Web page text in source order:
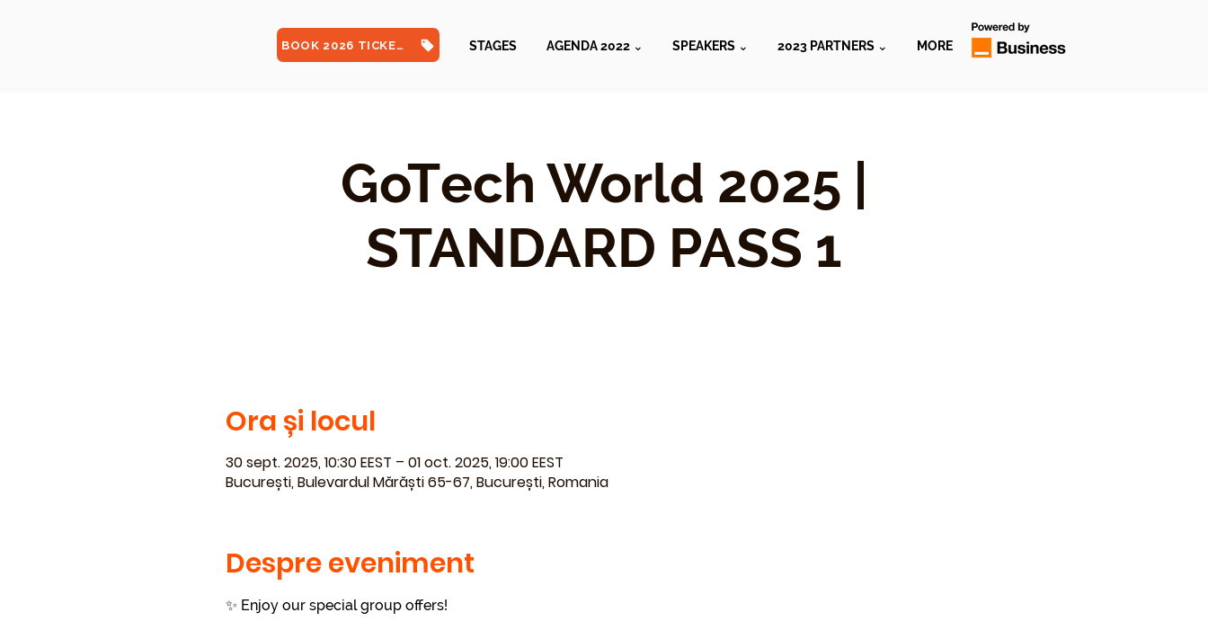
BOOK 2026 TICKETS STAGES AGENDA 2022 ⌄ SPEAKERS ⌄ 2023 PARTNERS ⌄ MORE
GoTech World 2025 |
STANDARD PASS 1
Ora și locul
30 sept. 2025, 10:30 EEST – 01 oct. 2025, 19:00 EEST
București, Bulevardul Mărăști 65-67, București, Romania
Despre eveniment
✨ Enjoy our special group offers!